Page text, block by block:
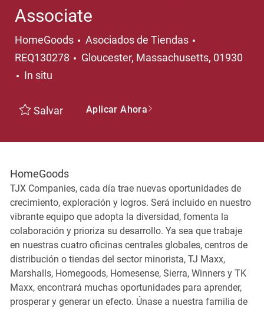
Associate
HomeGoods Categoría
Asociados de Tiendas
REQ130278
Ubicación
Gloucester, Massachusetts, 01930
In situ
Salvar Aplicar Ahora
HomeGoods
TJX Companies, cada día trae nuevas oportunidades de
crecimiento, exploración y logros. Será incluido en nuestro
vibrante equipo que adopta la diversidad, fomenta la
colaboración y prioriza su desarrollo. Ya sea que trabaje
en nuestras cuatro oficinas centrales globales, centros de
distribución o tiendas del sector minorista, TJ Maxx,
Marshalls, Homegoods, Homesense, Sierra, Winners y TK
Maxx, encontrará muchas oportunidades para aprender,
prosperar y generar un efecto. Únase a nuestra familia de